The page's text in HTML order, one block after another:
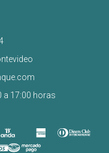
a 17:00 horas